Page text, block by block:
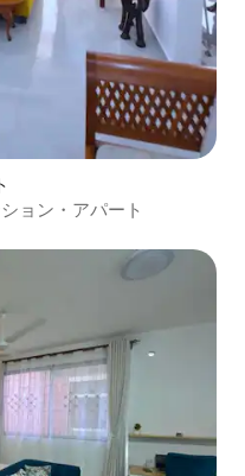
ョン・アパート